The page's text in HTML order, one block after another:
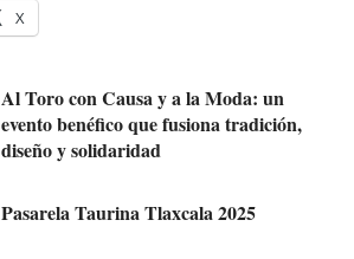
X
Al Toro con Causa y a la Moda: un
evento benéfico que fusiona tradición,
diseño y solidaridad
Pasarela Taurina Tlaxcala 2025